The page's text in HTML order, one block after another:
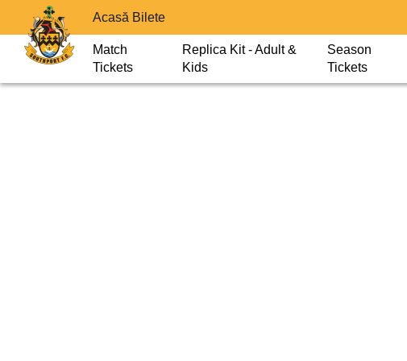
Acasă Bilete
Match
Tickets
Replica Kit - Adult &
Kids
Season
Tickets